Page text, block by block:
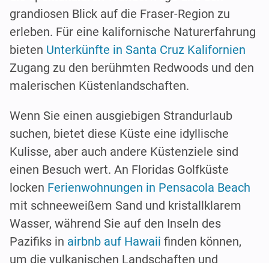
grandiosen Blick auf die Fraser-Region zu
erleben. Für eine kalifornische Naturerfahrung
bieten Unterkünfte in Santa Cruz Kalifornien
Zugang zu den berühmten Redwoods und den
malerischen Küstenlandschaften.
Wenn Sie einen ausgiebigen Strandurlaub
suchen, bietet diese Küste eine idyllische
Kulisse, aber auch andere Küstenziele sind
einen Besuch wert. An Floridas Golfküste
locken Ferienwohnungen in Pensacola Beach
mit schneeweißem Sand und kristallklarem
Wasser, während Sie auf den Inseln des
Pazifiks in airbnb auf Hawaii finden können,
um die vulkanischen Landschaften und